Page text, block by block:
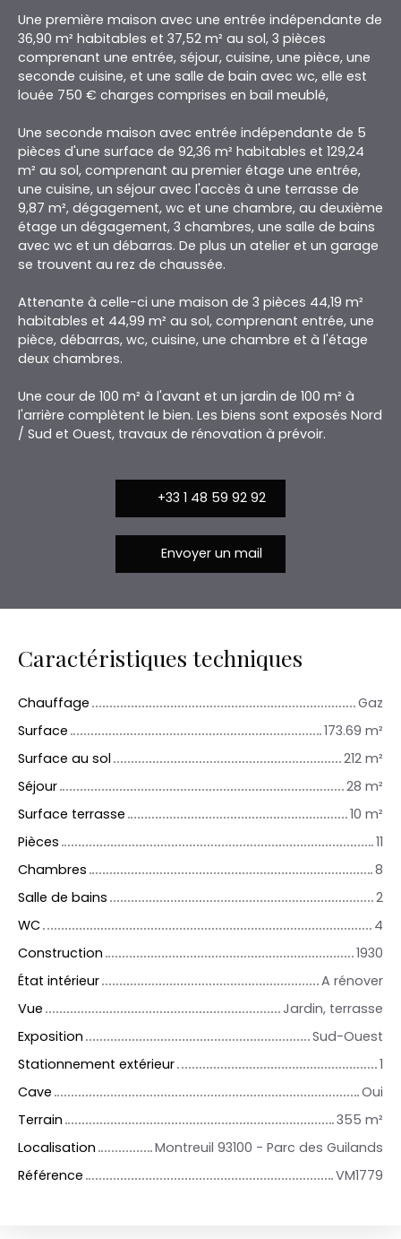
Une première maison avec une entrée indépendante de
36,90 m² habitables et 37,52 m² au sol, 3 pièces
comprenant une entrée, séjour, cuisine, une pièce, une
seconde cuisine, et une salle de bain avec wc, elle est
louée 750 € charges comprises en bail meublé,
Une seconde maison avec entrée indépendante de 5
pièces d'une surface de 92,36 m² habitables et 129,24
m² au sol, comprenant au premier étage une entrée,
une cuisine, un séjour avec l'accès à une terrasse de
9,87 m², dégagement, wc et une chambre, au deuxième
étage un dégagement, 3 chambres, une salle de bains
avec wc et un débarras. De plus un atelier et un garage
se trouvent au rez de chaussée.
Attenante à celle-ci une maison de 3 pièces 44,19 m²
habitables et 44,99 m² au sol, comprenant entrée, une
pièce, débarras, wc, cuisine, une chambre et à l'étage
deux chambres.
Une cour de 100 m² à l'avant et un jardin de 100 m² à
l'arrière complètent le bien. Les biens sont exposés Nord
/ Sud et Ouest, travaux de rénovation à prévoir.
+33 1 48 59 92 92
Envoyer un mail
Caractéristiques techniques
Chauffage
Gaz
Surface
173.69 m²
Surface au sol
212 m²
Séjour
28 m²
Surface terrasse
10 m²
Pièces
11
Chambres
8
Salle de bains
2
WC
4
Construction
1930
État intérieur
A rénover
Vue
Jardin, terrasse
Exposition
Sud-Ouest
Stationnement extérieur
1
Cave
Oui
Terrain
355 m²
Localisation
Montreuil 93100 - Parc des Guilands
Référence
VM1779